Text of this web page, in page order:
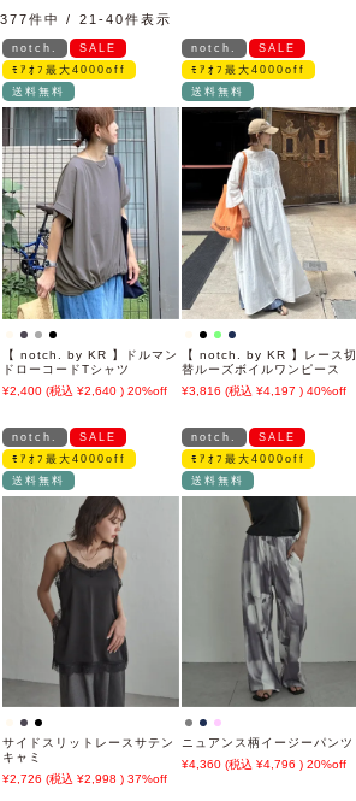
377件中 21 -40件表示
notch.
SALE
ﾓｱｵﾌ最大4000off
送料無料
【 notch. by KR 】ドルマン
ドローコードTシャツ
2,400
2,640 20%off
notch.
SALE
ﾓｱｵﾌ最大4000off
送料無料
【 notch. by KR 】レース切
替ルーズボイルワンピース
3,816
4,197 40%off
notch.
SALE
ﾓｱｵﾌ最大4000off
送料無料
サイドスリットレースサテン
キャミ
2,726
2,998 37%off
notch.
SALE
ﾓｱｵﾌ最大4000off
送料無料
ニュアンス柄イージーパンツ
4,360
4,796 20%off